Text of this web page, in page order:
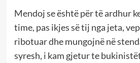
Mendoj se është për të ardhur
time, pas ikjes së tij nga jeta,
ribotuar dhe mungojnë në
syresh, i kam gjetur te